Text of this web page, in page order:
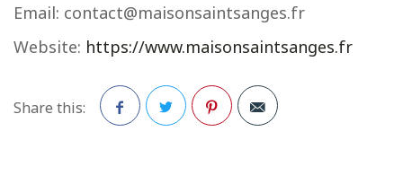
Email: contact@maisonsaintsanges.fr
Website: https://www.maisonsaintsanges.fr
Share this: